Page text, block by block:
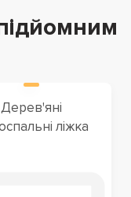
Дерев'яні
ліжка